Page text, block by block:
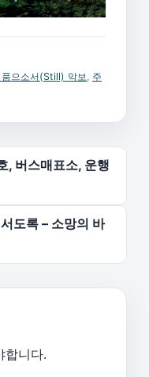
으소서(Still) 악보
주
, 버스매표소, 운행
도록 – 소망의 바
합니다.